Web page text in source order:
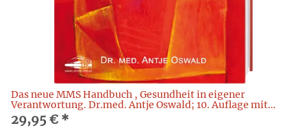
Das neue MMS Handbuch , Gesundheit in eigener
Verantwortung. Dr.med. Antje Oswald; 10. Auflage mit
Corona-Update
29,95 € *